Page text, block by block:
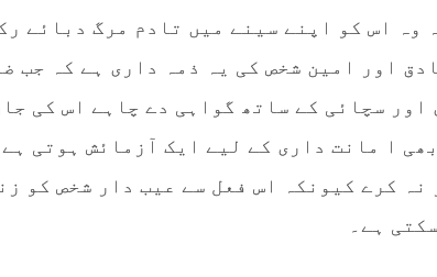
وہ اس کو اپنے سینے میں تادم مرگ دبائے
اور امین شخص کی یہ ذمہ داری ہے کہ جب
اور سچائی کے ساتھ گواہی دے چاہے اس کی
ا مانت داری کے لیے ایک آزمائش ہوتی
نہ کرے کیونکہ اس فعل سے عیب دار شخص کو
ہے۔